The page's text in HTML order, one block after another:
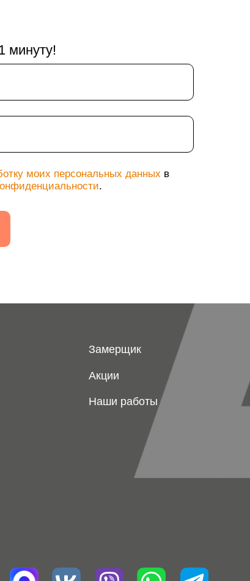
минуту!
моих персональных данных в
.
Акции